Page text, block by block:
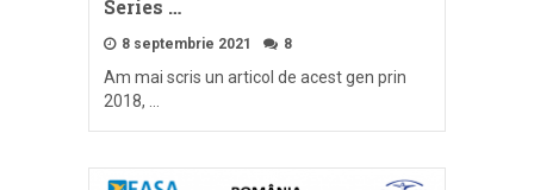
Series …
8 septembrie 2021 8
Am mai scris un articol de acest gen prin
2018, …